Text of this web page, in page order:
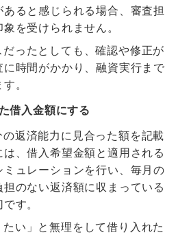
ると感じられる場合、審査担
を受けられません。
ったとしても、確認や修正が
時間がかかり、融資実行まで
。
借入金額にする
返済能力に見合った額を記載
、借入希望金額と適用される
ュレーションを行い、毎月の
のない返済額に収まっている
す。
たい」と無理をして借り入れた